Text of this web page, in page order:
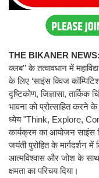
THE BIKANER
क्लब’’ के तत्वावधान में
के लिए ‘साइंस क्विज
दृष्टिकोण, जिज्ञासा, तार्किक
भावना को प्रोत्साहित करने के
ध्येय "Think, Explore,
कार्यक्रम का आयोजन साइंस
जयंती पुरोहित के मार्गदर्शन में
आत्मविश्वास और जोश के साथ
क्षमता का परिचय दिया।